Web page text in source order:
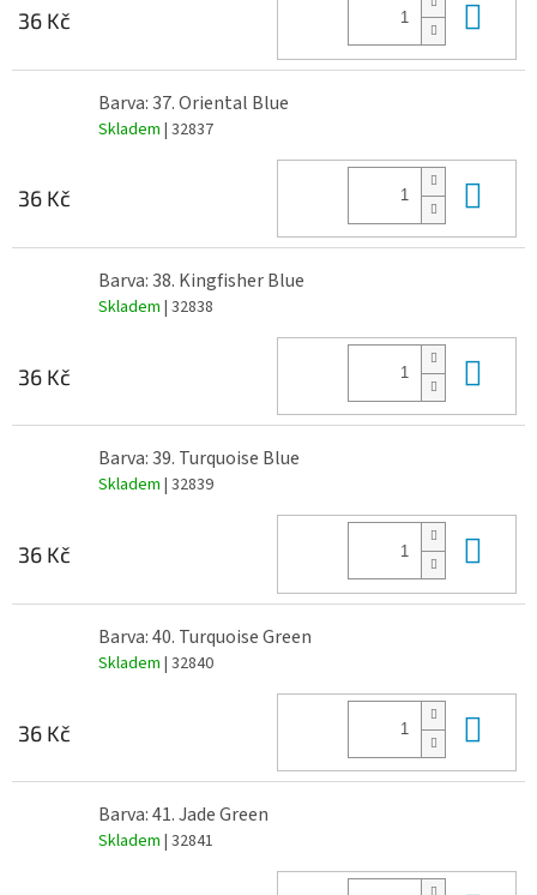
36 Kč
Barva: 37. Oriental Blue
Skladem | 32837
36 Kč
Barva: 38. Kingfisher Blue
Skladem | 32838
36 Kč
Barva: 39. Turquoise Blue
Skladem | 32839
36 Kč
Barva: 40. Turquoise Green
Skladem | 32840
36 Kč
Barva: 41. Jade Green
Skladem | 32841